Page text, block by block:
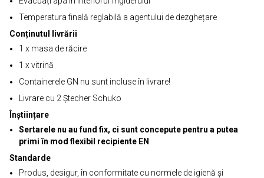
Temperatura finală reglabilă a agentului de dezghețare
Conținutul livrării
1 x masa de răcire
1 x vitrină
Containerele GN nu sunt incluse în livrare!
Livrare cu 2 Ștecher Schuko
Înștiințare
Sertarele nu au fund fix, ci sunt concepute pentru a putea
primi în mod flexibil recipiente EN
Standarde
Produs, desigur, în conformitate cu normele de igienă și